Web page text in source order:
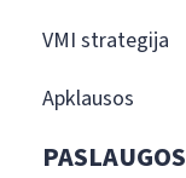
VMI strategija
Apklausos
PASLAUGOS